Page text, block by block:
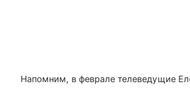
Напомним, в феврале телеведущие